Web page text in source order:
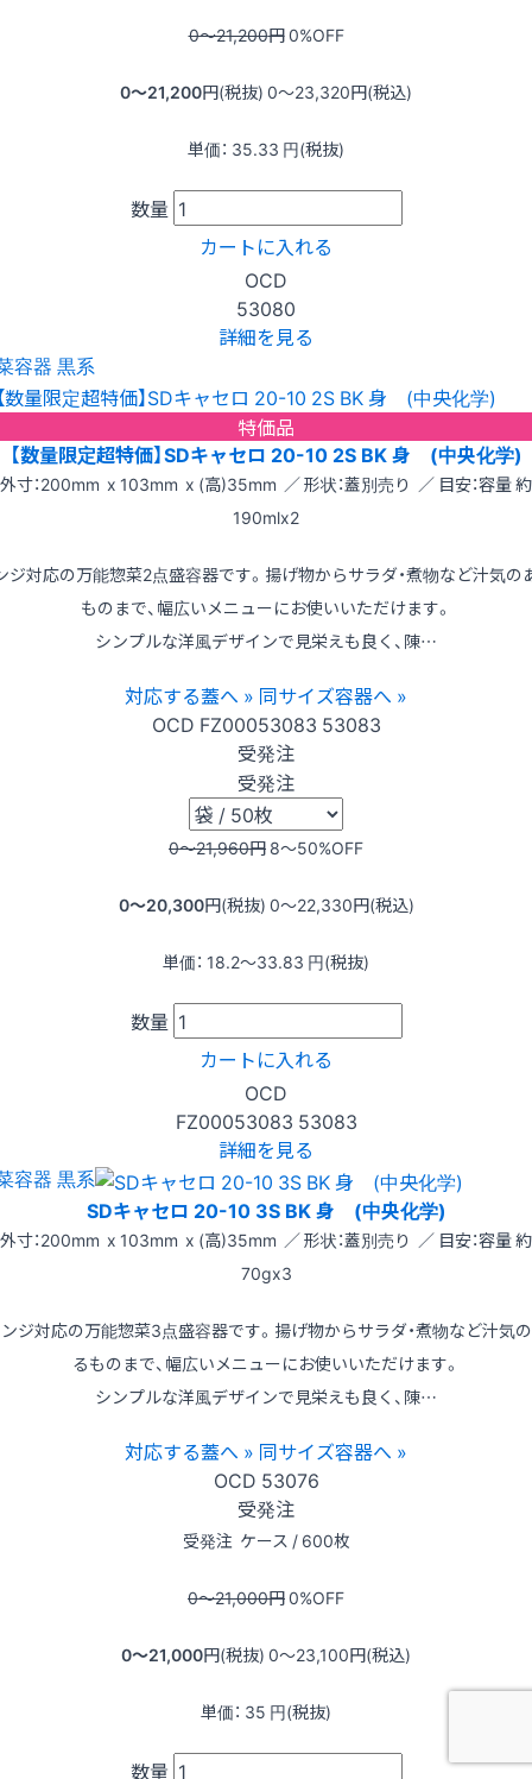
0〜21,200円0%OFF
0〜21,200円(税抜) 0〜23,320円(税込)
単価： 35.33 円(税抜)
数量
カートに入れる
OCD
53080
詳細を見る
容器 黒系
特価品
【数量限定超特価】SDキャセロ 20-10 2S BK 身 (中央化学)
外寸：200mm x 103mm x (高)35mm ／ 形状：蓋別売り ／ 目安：容量 約
190mlx2
ジ対応の万能惣菜2点盛容器です。揚げ物からサラダ・煮物など汁気の
ものまで、幅広いメニューにお使いいただけます。
シンプルな洋風デザインで見栄えも良く、陳…
対応する蓋へ » 同サイズ容器へ »
OCD FZ00053083 53083
受発注
受発注
0〜21,960円 8〜50%OFF
0〜20,300円(税抜) 0〜22,330円(税込)
単価： 18.2〜33.83 円(税抜)
数量
カートに入れる
OCD
FZ00053083 53083
詳細を見る
容器 黒系
SDキャセロ 20-10 3S BK 身 (中央化学)
外寸：200mm x 103mm x (高)35mm ／ 形状：蓋別売り ／ 目安：容量 約
70gx3
ジ対応の万能惣菜3点盛容器です。揚げ物からサラダ・煮物など汁気
るものまで、幅広いメニューにお使いいただけます。
シンプルな洋風デザインで見栄えも良く、陳…
対応する蓋へ » 同サイズ容器へ »
OCD 53076
受発注
受発注 ケース / 600枚
0〜21,000円0%OFF
0〜21,000円(税抜) 0〜23,100円(税込)
単価： 35 円(税抜)
数量